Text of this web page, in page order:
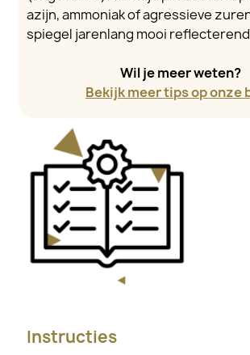
azijn, ammoniak of agressieve
spiegel jarenlang mooi
Wil je meer weten?
Bekijk meer tips op onze
Instructies